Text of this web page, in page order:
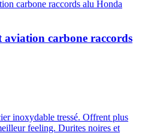
carbone raccords
inoxydable tressé. Offrent plus
feeling. Durites noires et